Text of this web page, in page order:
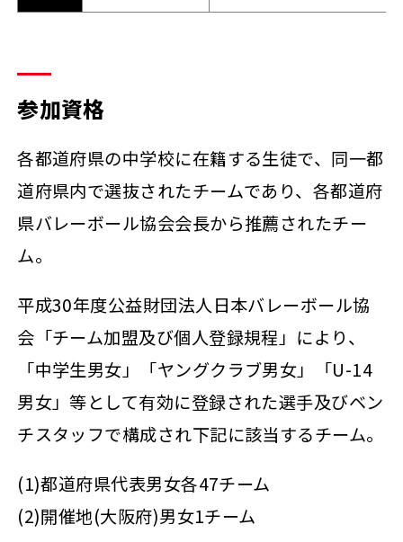
参加資格
各都道府県の中学校に在籍する生徒で、同一都
道府県内で選抜されたチームであり、各都道府
県バレーボール協会会長から推薦されたチー
ム。
平成30年度公益財団法人日本バレーボール協
会「チーム加盟及び個人登録規程」により、
「中学生男女」「ヤングクラブ男女」「U-14
男女」等として有効に登録された選手及びベン
チスタッフで構成され下記に該当するチーム。
(1)都道府県代表男女各47チーム
(2)開催地(大阪府)男女1チーム